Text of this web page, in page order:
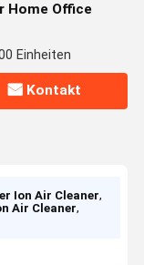
Home Office
Einheiten
Kontakt
Ion Air Cleaner,
Air Cleaner,